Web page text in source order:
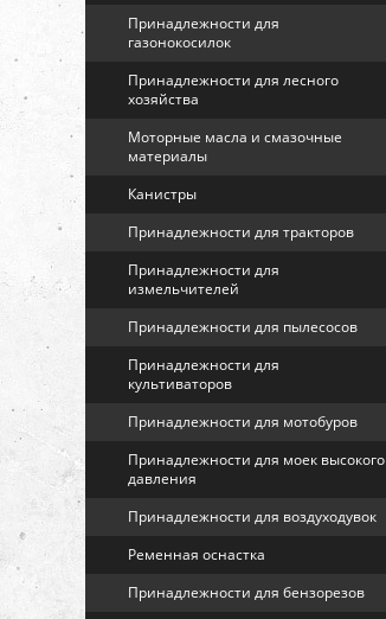
Принадлежности для
газонокосилок
Принадлежности для лесного
хозяйства
Моторные масла и смазочные
материалы
Канистры
Принадлежности для тракторов
Принадлежности для
измельчителей
Принадлежности для пылесосов
Принадлежности для
культиваторов
Принадлежности для мотобуров
Принадлежности для моек высокого
давления
Принадлежности для воздуходувок
Ременная оснастка
Принадлежности для бензорезов